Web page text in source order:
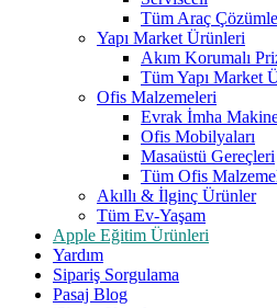
Tüm Araç
Yapı Market Ürünleri
Akım Korumalı
Tüm Yapı Market
Ofis Malzemeleri
Evrak İmha
Ofis Mobilyaları
Masaüstü Gereçleri
Tüm Ofis
Akıllı & İlginç Ürünler
Tüm Ev-Yaşam
Apple Eğitim Ürünleri
Yardım
Sipariş Sorgulama
Pasaj Blog